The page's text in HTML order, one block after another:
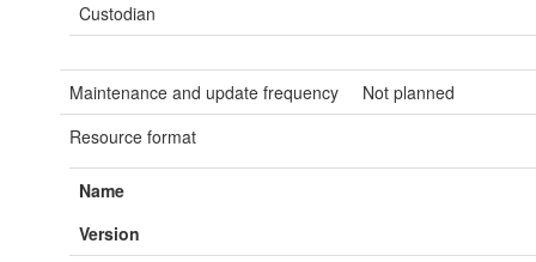
Custodian
Maintenance and update frequency
Not planned
Resource format
Name
Version